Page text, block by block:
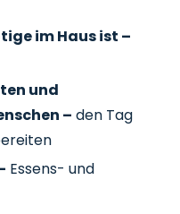
im Haus ist –
und
– den Tag
Essens- und